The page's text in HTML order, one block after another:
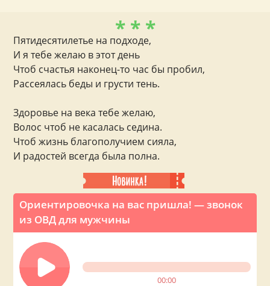
Ориентировочка на вас пришла! — звонок
из ОВД для мужчины
00:00
* * *
Пятидесятилетье на подходе,
И я тебе желаю в этот день
Чтоб счастья наконец-то час бы пробил,
Рассеялась беды и грусти тень.
Здоровье на века тебе желаю,
Волос чтоб не касалась седина.
Чтоб жизнь благополучием сияла,
И радостей всегда была полна.